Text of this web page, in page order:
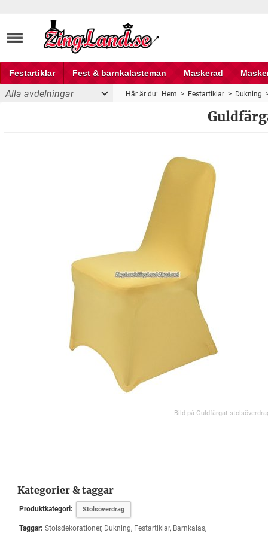
Festartiklar Fest & barnkalasteman Maskerad
Fest och partyprylar
Alla avdelningar Här är du: Hem > Festartiklar > Dukning
Bild på Guldfärgat
Kategorier & taggar
Produktkategori: Stolsöverdrag
Taggar: Stolsdekorationer, Dukning, Festartiklar, Barnkalas,